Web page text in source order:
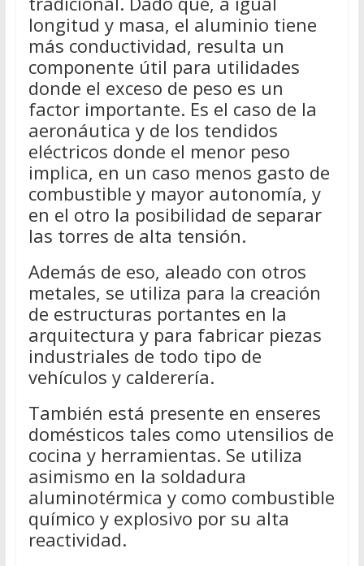
longitud y masa, el aluminio tiene
más conductividad, resulta un
componente útil para utilidades
donde el exceso de peso es un
factor importante. Es el caso de la
aeronáutica y de los tendidos
eléctricos donde el menor peso
implica, en un caso menos gasto de
combustible y mayor autonomía, y
en el otro la posibilidad de separar
las torres de alta tensión.
Además de eso, aleado con otros
metales, se utiliza para la creación
de estructuras portantes en la
arquitectura y para fabricar piezas
industriales de todo tipo de
vehículos y calderería.
También está presente en enseres
domésticos tales como utensilios de
cocina y herramientas. Se utiliza
asimismo en la soldadura
aluminotérmica y como combustible
químico y explosivo por su alta
reactividad.